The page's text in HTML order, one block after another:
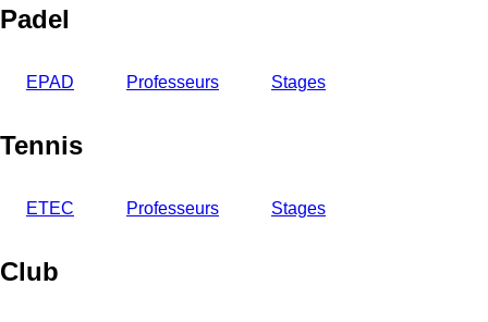
Padel
EPAD Professeurs Stages
Tennis
ETEC Professeurs Stages
Club